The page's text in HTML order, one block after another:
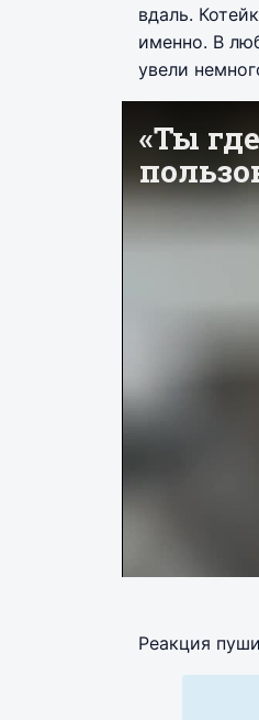
вдаль.
именно. В
увели
Реакция